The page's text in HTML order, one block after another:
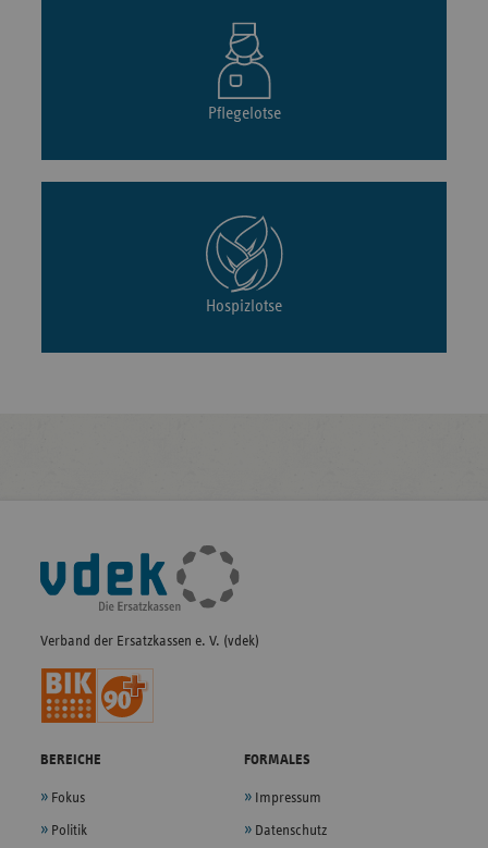
Pflegelotse
Hospizlotse
Fußleisten-
Navigation
Verband der Ersatzkassen e. V. (vdek)
BEREICHE
Fokus
Politik
FORMALES
Impressum
Datenschutz